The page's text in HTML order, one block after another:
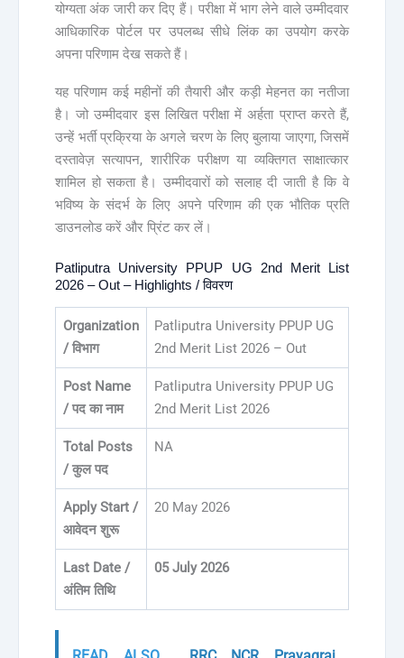
योग्यता अंक जारी कर दिए हैं। परीक्षा में भाग लेने वाले उम्मीदवार
आधिकारिक पोर्टल पर उपलब्ध सीधे लिंक का उपयोग करके
अपना परिणाम देख सकते हैं।
यह परिणाम कई महीनों की तैयारी और कड़ी मेहनत का नतीजा
है। जो उम्मीदवार इस लिखित परीक्षा में अर्हता प्राप्त करते हैं,
उन्हें भर्ती प्रक्रिया के अगले चरण के लिए बुलाया जाएगा, जिसमें
दस्तावेज़ सत्यापन, शारीरिक परीक्षण या व्यक्तिगत साक्षात्कार
शामिल हो सकता है। उम्मीदवारों को सलाह दी जाती है कि वे
भविष्य के संदर्भ के लिए अपने परिणाम की एक भौतिक प्रति
डाउनलोड करें और प्रिंट कर लें।
Patliputra University PPUP UG 2nd Merit List
2026 – Out – Highlights / विवरण
Organization
/ विभाग
Patliputra University PPUP UG
2nd Merit List 2026 – Out
Post Name
/ पद का नाम
Patliputra University PPUP UG
2nd Merit List 2026
Total Posts
/ कुल पद
NA
Apply Start /
आवेदन शुरू
20 May 2026
Last Date /
अंतिम तिथि
05 July 2026